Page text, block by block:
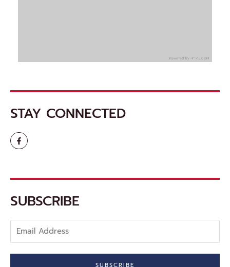
STAY CONNECTED
F
a
c
o
f
SUBSCRIBE
Address
SUBSCRIBE